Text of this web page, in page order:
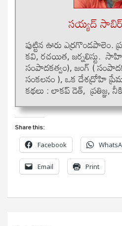
సయ్యద్
పుట్టిన ఊరు ఎర్రగొండపాలెం.
కవి, రచయిత, జర్నలిస్టు.
సంపాదకత్వం), జంగ్ (
సంకలనం ), ఒక దేశద్రోహి
కథలు : లాకప్ డెత్, ప్రతిజ్ఞ,
Share this:
Facebook
Email Print